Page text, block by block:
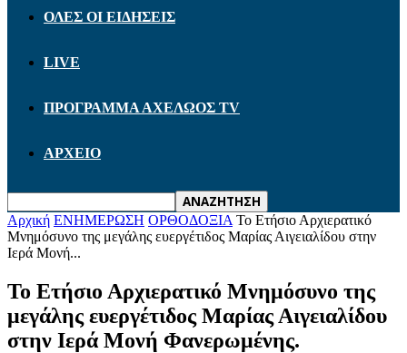
ΟΛΕΣ ΟΙ ΕΙΔΗΣΕΙΣ
LIVE
ΠΡΟΓΡΑΜΜΑ ΑΧΕΛΩΟΣ TV
ΑΡΧΕΙΟ
Αρχική ΕΝΗΜΕΡΩΣΗ ΟΡΘΟΔΟΞΙΑ To Ετήσιο Αρχιερατικό
Μνημόσυνο της μεγάλης ευεργέτιδος Μαρίας Αιγειαλίδου στην
Ιερά Μονή...
To Ετήσιο Αρχιερατικό Μνημόσυνο της
μεγάλης ευεργέτιδος Μαρίας Αιγειαλίδου
στην Ιερά Μονή Φανερωμένης.